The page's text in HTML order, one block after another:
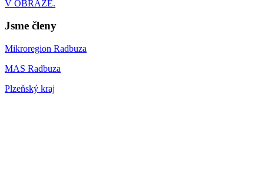
V OBRAZE.
Jsme členy
Mikroregion Radbuza
MAS Radbuza
Plzeňský kraj